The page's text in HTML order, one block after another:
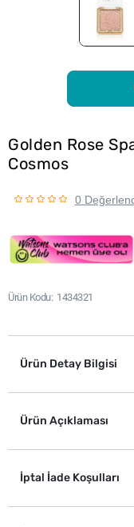
Golden Rose
Cosmos
0
Ürün Kodu 1434321
Ürün Detay Bilgisi
Ürün Açıklaması
İptal İade Koşulları